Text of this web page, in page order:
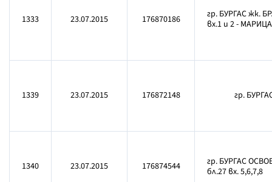
1333 23.07.2015 176870186
гр. БУРГАС жк.
вх.1 и 2 - МАРИЦА
1339 23.07.2015 176872148 гр.
1340 23.07.2015 176874544
гр. БУРГАС
бл.27 вх. 5,6,7,8